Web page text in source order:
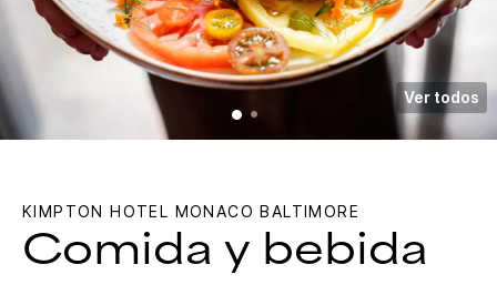
Ver todos
KIMPTON HOTEL MONACO BALTIMORE
Comida y bebida